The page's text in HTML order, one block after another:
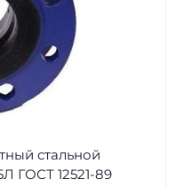
стальной
ГОСТ 12521-89